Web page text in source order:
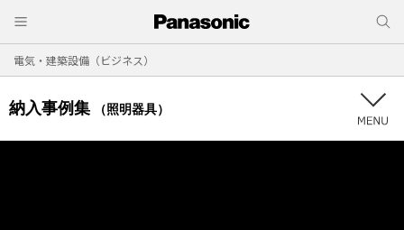
電気・建築設備（ビジネス）
納入事例集 （照明器具）